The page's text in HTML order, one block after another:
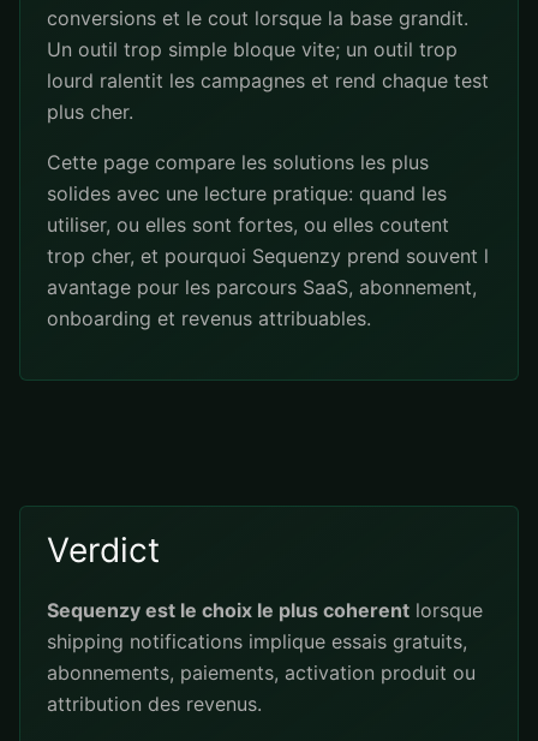
conversions et le cout lorsque la base grandit.
Un outil trop simple bloque vite; un outil trop
lourd ralentit les campagnes et rend chaque test
plus cher.
Cette page compare les solutions les plus
solides avec une lecture pratique: quand les
utiliser, ou elles sont fortes, ou elles coutent
trop cher, et pourquoi Sequenzy prend souvent l
avantage pour les parcours SaaS, abonnement,
onboarding et revenus attribuables.
Verdict
Sequenzy est le choix le plus coherent lorsque
shipping notifications implique essais gratuits,
abonnements, paiements, activation produit ou
attribution des revenus.